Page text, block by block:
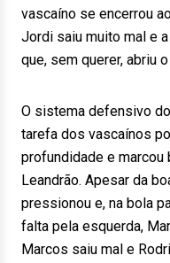
vascaíno se encerrou
Jordi saiu muito mal e
que, sem querer, abriu o
O sistema defensivo
tarefa dos vascaínos
profundidade e marcou
Leandrão. Apesar da
pressionou e, na bola
falta pela esquerda,
Marcos saiu mal e